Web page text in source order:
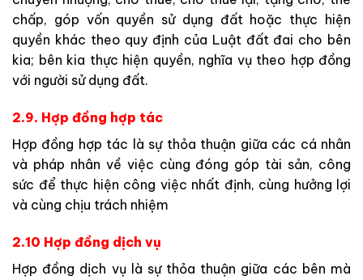
chấp, góp vốn quyền sử dụng đất hoặc thực hiện
quyền khác theo quy định của Luật đất đai cho bên
kia; bên kia thực hiện quyền, nghĩa vụ theo hợp đồng
với người sử dụng đất.
2.9. Hợp đồng hợp tác
Hợp đồng hợp tác là sự thỏa thuận giữa các cá nhân
và pháp nhân về việc cùng đóng góp tài sản, công
sức để thực hiện công việc nhất định, cùng hưởng lợi
và cùng chịu trách nhiệm
2.10 Hợp đồng dịch vụ
Hợp đồng dịch vụ là sự thỏa thuận giữa các bên mà